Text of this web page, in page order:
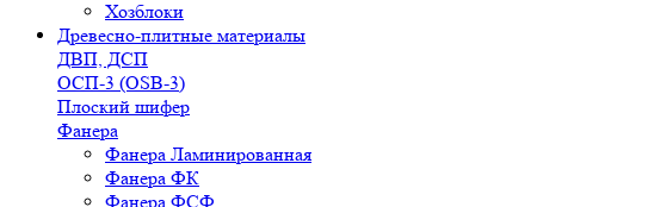
Хозблоки
Древесно-плитные материалы
ДВП, ДСП
ОСП-3 (OSB-3)
Плоский шифер
Фанера
Фанера Ламинированная
Фанера ФК
Фанера ФСФ